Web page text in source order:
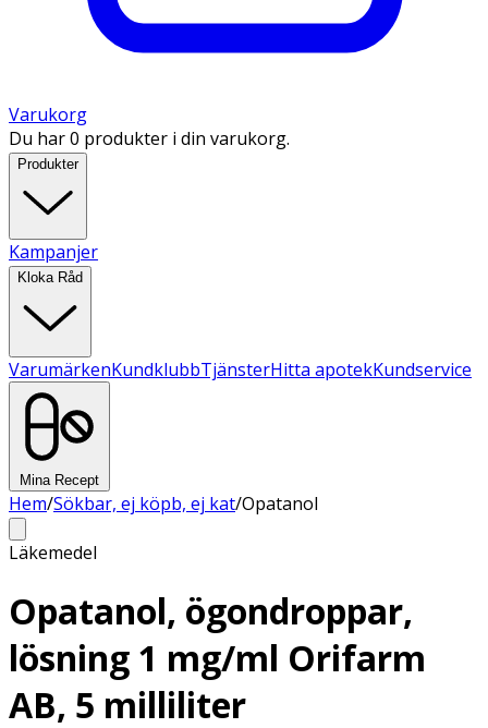
Varukorg
Du har 0 produkter i din varukorg.
Produkter
Kampanjer
Kloka Råd
VarumärkenKundklubbTjänsterHitta apotekKundservice
Mina Recept
Hem/Sökbar, ej köpb, ej kat/Opatanol
Läkemedel
Opatanol, ögondroppar,
lösning 1 mg/ml Orifarm
AB, 5 milliliter